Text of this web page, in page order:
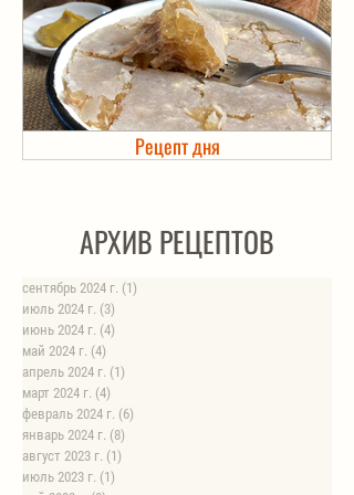
Рецепт дня
Холодец в банке. Автоклав
АРХИВ РЕЦЕПТОВ
сентябрь 2024 г. (1)
июль 2024 г. (3)
июнь 2024 г. (4)
май 2024 г. (4)
апрель 2024 г. (1)
март 2024 г. (4)
февраль 2024 г. (6)
январь 2024 г. (8)
август 2023 г. (1)
июль 2023 г. (1)